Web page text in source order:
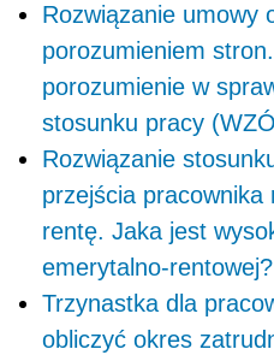
Rozwiązanie umowy
porozumieniem
porozumienie w
stosunku pracy
Rozwiązanie
przejścia
rentę. Jaka jest
emerytalno-rentowej?
Trzynastka dla
obliczyć okres